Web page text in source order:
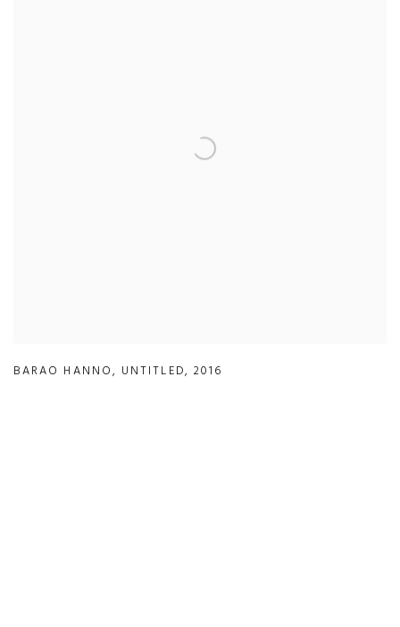
BARAO HANNO, UNTITLED, 2016